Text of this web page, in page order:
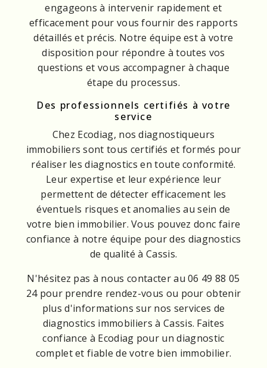
engageons à intervenir rapidement et
efficacement pour vous fournir des rapports
détaillés et précis. Notre équipe est à votre
disposition pour répondre à toutes vos
questions et vous accompagner à chaque
étape du processus.
Des professionnels certifiés à votre
service
Chez Ecodiag, nos diagnostiqueurs
immobiliers sont tous certifiés et formés pour
réaliser les diagnostics en toute conformité.
Leur expertise et leur expérience leur
permettent de détecter efficacement les
éventuels risques et anomalies au sein de
votre bien immobilier. Vous pouvez donc faire
confiance à notre équipe pour des diagnostics
de qualité à Cassis.
N'hésitez pas à nous contacter au 06 49 88 05
24 pour prendre rendez-vous ou pour obtenir
plus d'informations sur nos services de
diagnostics immobiliers à Cassis. Faites
confiance à Ecodiag pour un diagnostic
complet et fiable de votre bien immobilier.